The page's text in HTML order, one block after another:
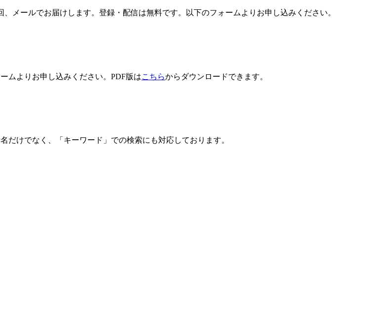
メールでお届けします。登録・配信は無料です。以下のフォームよりお申し込みください。
ムよりお申し込みください。PDF版はこちらからダウンロードできます。
けでなく、「キーワード」での検索にも対応しております。